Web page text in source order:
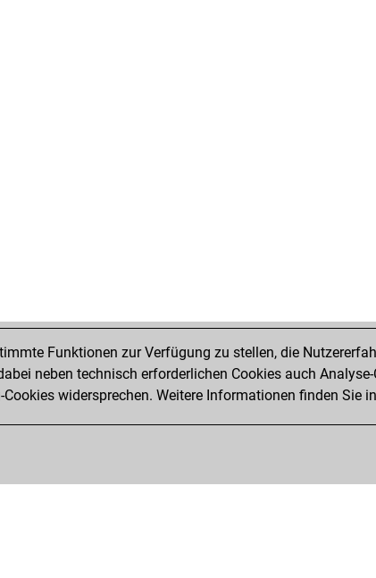
Funktionen zur Verfügung zu stellen, die
neben technisch erforderlichen Cookies auch
widersprechen. Weitere Informationen finden Sie